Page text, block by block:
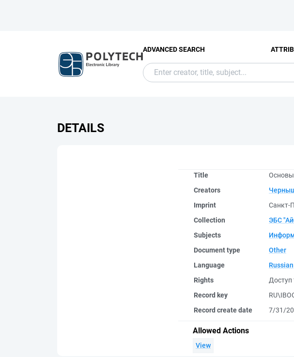
ADVANCED SEARCH
DETAILS
Title
Основы
Creators
Imprint
Санкт-
Collection
ЭБС
Subjects
Document type
Other
Language
Russian
Rights
Доступ
Record key
Record create date
7/31/
Allowed Actions
View